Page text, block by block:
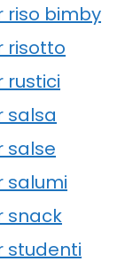
riso bimby
risotto
rustici
salsa
salse
salumi
snack
studenti